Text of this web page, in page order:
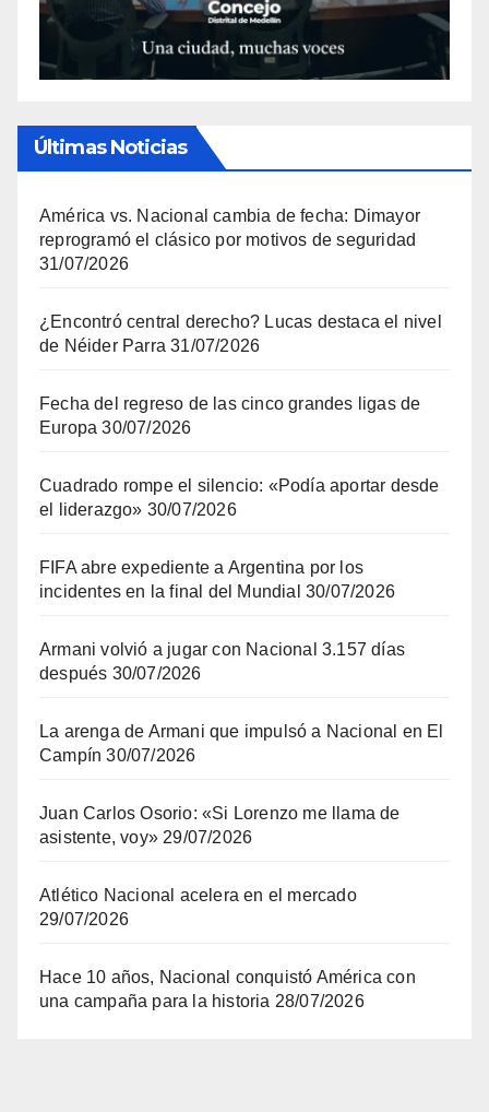
Últimas Noticias
América vs. Nacional cambia de fecha: Dimayor
reprogramó el clásico por motivos de seguridad
31/07/2026
¿Encontró central derecho? Lucas destaca el nivel
de Néider Parra 31/07/2026
Fecha del regreso de las cinco grandes ligas de
Europa 30/07/2026
Cuadrado rompe el silencio: «Podía aportar desde
el liderazgo» 30/07/2026
FIFA abre expediente a Argentina por los
incidentes en la final del Mundial 30/07/2026
Armani volvió a jugar con Nacional 3.157 días
después 30/07/2026
La arenga de Armani que impulsó a Nacional en El
Campín 30/07/2026
Juan Carlos Osorio: «Si Lorenzo me llama de
asistente, voy» 29/07/2026
Atlético Nacional acelera en el mercado
29/07/2026
Hace 10 años, Nacional conquistó América con
una campaña para la historia 28/07/2026